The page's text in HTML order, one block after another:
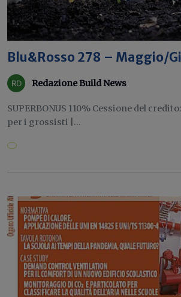
Blu&Rosso 278 – Maggio/
Redazione Build News
SUPERBONUS 110% Cessione del
per i grossisti |...